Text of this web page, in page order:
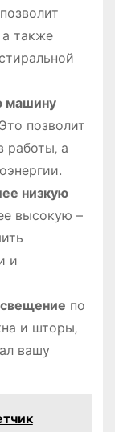
а также
машину
позволит
работы‚ а
низкую
высокую –
и
по
и шторы‚
вашу